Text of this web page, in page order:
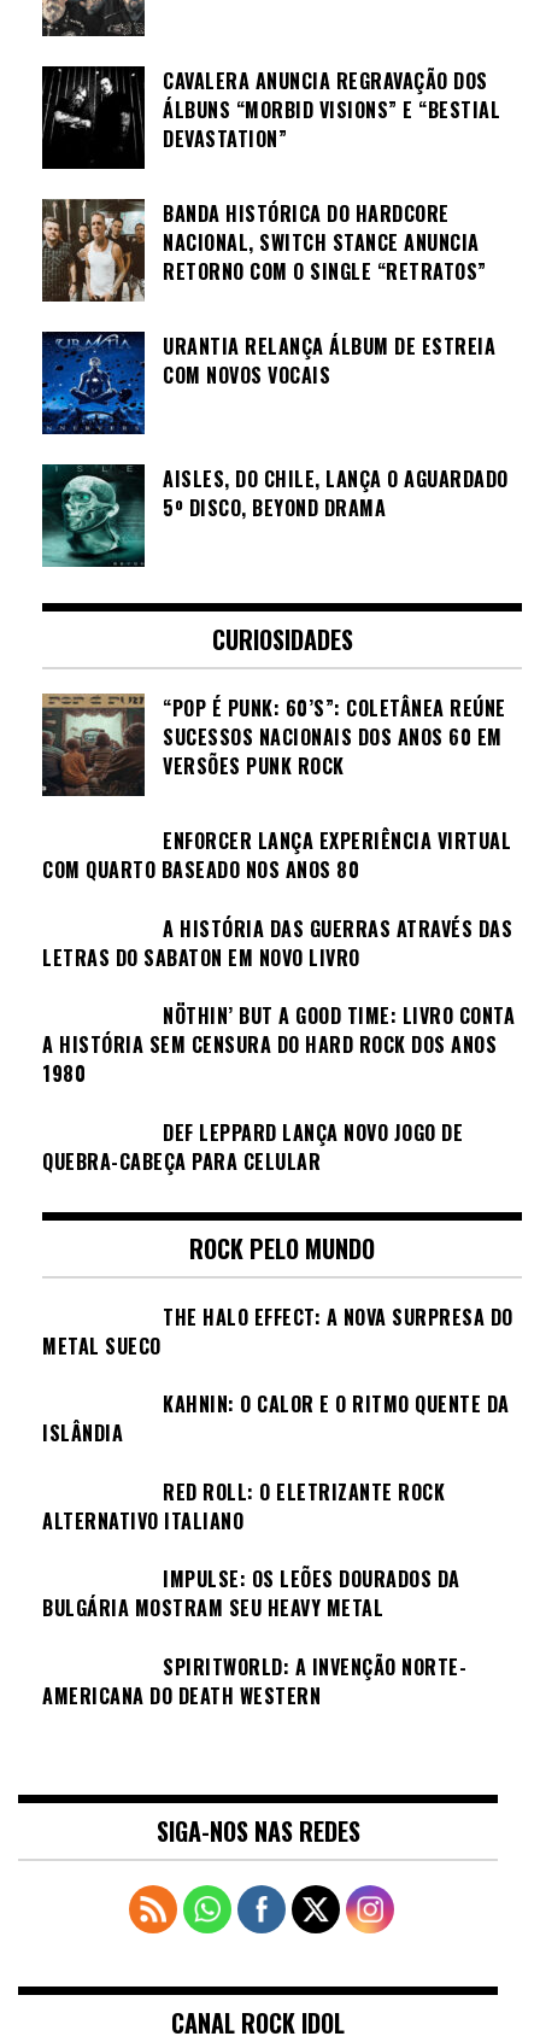
CAVALERA ANUNCIA REGRAVAÇÃO DOS
ÁLBUNS “MORBID VISIONS” E “BESTIAL
DEVASTATION”
BANDA HISTÓRICA DO HARDCORE
NACIONAL, SWITCH STANCE ANUNCIA
RETORNO COM O SINGLE “RETRATOS”
URANTIA RELANÇA ÁLBUM DE ESTREIA
COM NOVOS VOCAIS
AISLES, DO CHILE, LANÇA O AGUARDADO
5º DISCO, BEYOND DRAMA
CURIOSIDADES
“POP É PUNK: 60’S”: COLETÂNEA REÚNE
SUCESSOS NACIONAIS DOS ANOS 60 EM
VERSÕES PUNK ROCK
ENFORCER LANÇA EXPERIÊNCIA VIRTUAL
COM QUARTO BASEADO NOS ANOS 80
A HISTÓRIA DAS GUERRAS ATRAVÉS DAS
LETRAS DO SABATON EM NOVO LIVRO
NÖTHIN’ BUT A GOOD TIME: LIVRO CONTA
A HISTÓRIA SEM CENSURA DO HARD ROCK DOS ANOS
1980
DEF LEPPARD LANÇA NOVO JOGO DE
QUEBRA-CABEÇA PARA CELULAR
ROCK PELO MUNDO
THE HALO EFFECT: A NOVA SURPRESA DO
METAL SUECO
KAHNIN: O CALOR E O RITMO QUENTE DA
ISLÂNDIA
RED ROLL: O ELETRIZANTE ROCK
ALTERNATIVO ITALIANO
IMPULSE: OS LEÕES DOURADOS DA
BULGÁRIA MOSTRAM SEU HEAVY METAL
SPIRITWORLD: A INVENÇÃO NORTE-
AMERICANA DO DEATH WESTERN
SIGA-NOS NAS REDES
CANAL ROCK IDOL